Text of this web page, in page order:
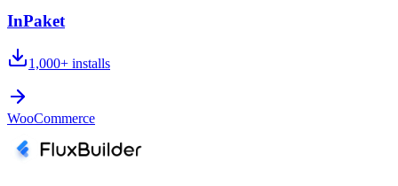
InPaket
1,000+ installs
WooCommerce